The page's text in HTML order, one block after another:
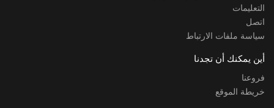
التعليمات
اتصل
سياسة ملفات الارتباط
أين يمكنك أن تجدنا
فروعنا
خريطة الموقع